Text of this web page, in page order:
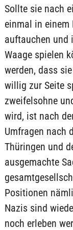
Sollte sie nach
einmal in einem
auftauchen und
Waage spielen
werden, dass
willig zur Seite
zweifelsohne
wird, ist nach
Umfragen nach
Thüringen und
ausgemachte
Positionen
Nazis sind
noch erleben